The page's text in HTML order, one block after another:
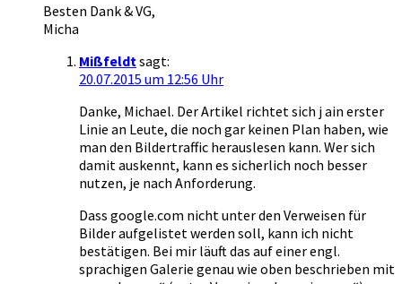
Besten Dank & VG,
Micha
Mißfeldt sagt:
20.07.2015 um 12:56 Uhr
Danke, Michael. Der Artikel richtet sich j ain erster
Linie an Leute, die noch gar keinen Plan haben, wie
man den Bildertraffic herauslesen kann. Wer sich
damit auskennt, kann es sicherlich noch besser
nutzen, je nach Anforderung.
Dass google.com nicht unter den Verweisen für
Bilder aufgelistet werden soll, kann ich nicht
bestätigen. Bei mir läuft das auf einer engl.
sprachigen Galerie genau wie oben beschrieben mit